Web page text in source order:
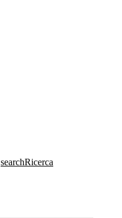
searchRicerca